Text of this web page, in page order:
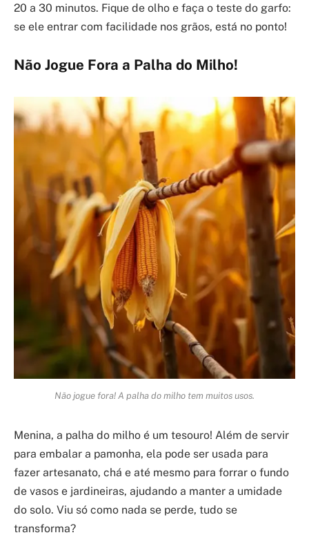
20 a 30 minutos. Fique de olho e faça o teste do garfo:
se ele entrar com facilidade nos grãos, está no ponto!
Não Jogue Fora a Palha do Milho!
Não jogue fora! A palha do milho tem muitos usos.
Menina, a palha do milho é um tesouro! Além de servir
para embalar a pamonha, ela pode ser usada para
fazer artesanato, chá e até mesmo para forrar o fundo
de vasos e jardineiras, ajudando a manter a umidade
do solo. Viu só como nada se perde, tudo se
transforma?